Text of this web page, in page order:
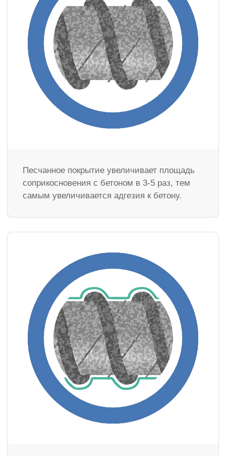
Песчанное покрытие увеличивает площадь
соприкосновения с бетоном в 3-5 раз, тем
самым увеличивается адгезия к бетону.